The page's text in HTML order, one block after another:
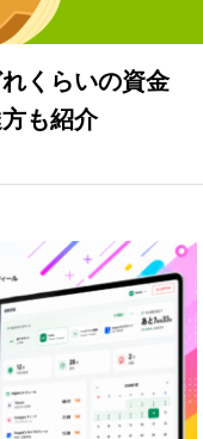
くらいの資金
も紹介